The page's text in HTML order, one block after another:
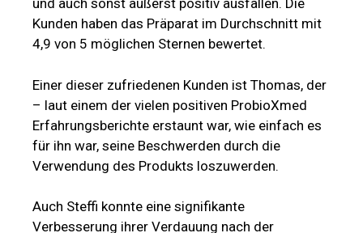
und auch sonst äußerst positiv ausfallen. Die
Kunden haben das Präparat im Durchschnitt mit
4,9 von 5 möglichen Sternen bewertet.
Einer dieser zufriedenen Kunden ist Thomas, der
– laut einem der vielen positiven ProbioXmed
Erfahrungsberichte erstaunt war, wie einfach es
für ihn war, seine Beschwerden durch die
Verwendung des Produkts loszuwerden.
Auch Steffi konnte eine signifikante
Verbesserung ihrer Verdauung nach der